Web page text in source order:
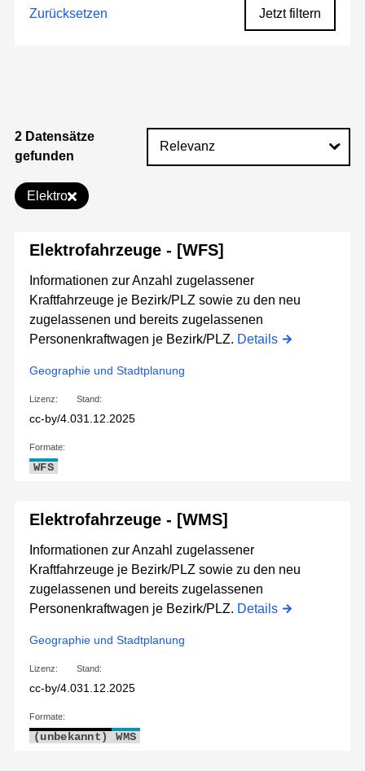
Zurücksetzen Jetzt filtern
2 Datensätze
gefunden
Elektro
Elektrofahrzeuge - [WFS]
Informationen zur Anzahl zugelassener
Kraftfahrzeuge je Bezirk/PLZ sowie zu den neu
zugelassenen und bereits zugelassenen
Personenkraftwagen je Bezirk/PLZ. Details
Geographie und Stadtplanung
Lizenz:
cc-by/4.0
Stand:
31.12.2025
Formate:
WFS
Elektrofahrzeuge - [WMS]
Informationen zur Anzahl zugelassener
Kraftfahrzeuge je Bezirk/PLZ sowie zu den neu
zugelassenen und bereits zugelassenen
Personenkraftwagen je Bezirk/PLZ. Details
Geographie und Stadtplanung
Lizenz:
cc-by/4.0
Stand:
31.12.2025
Formate:
(unbekannt) WMS